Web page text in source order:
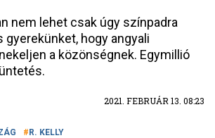
nem lehet csak úgy színpadra
gyerekünket, hogy angyali
a közönségnek. Egymillió
2021. FEBRUÁR 13. 08:23
R. KELLY